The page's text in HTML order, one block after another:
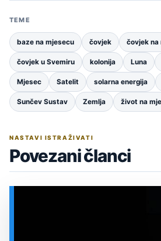
TEME
baze na mjesecu čovjek čovjek na
čovjek u Svemiru kolonija Luna
Mjesec Satelit solarna energija
Sunčev Sustav Zemlja život na
NASTAVI ISTRAŽIVATI
Povezani članci